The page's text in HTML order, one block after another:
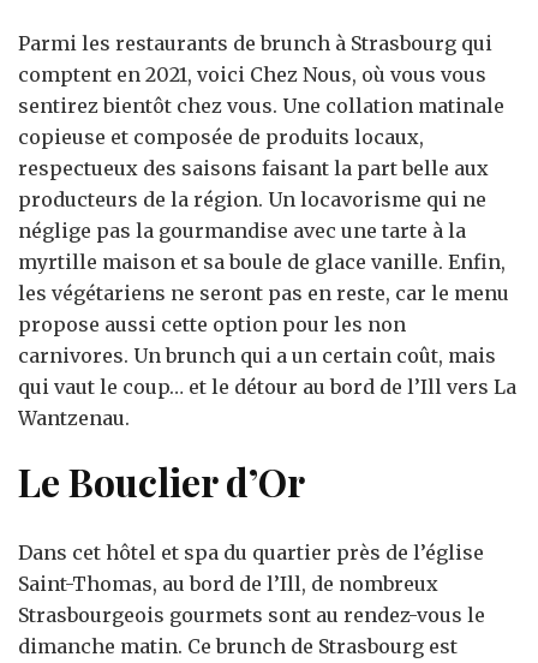
Parmi les restaurants de brunch à Strasbourg qui
comptent en 2021, voici Chez Nous, où vous vous
sentirez bientôt chez vous. Une collation matinale
copieuse et composée de produits locaux,
respectueux des saisons faisant la part belle aux
producteurs de la région. Un locavorisme qui ne
néglige pas la gourmandise avec une tarte à la
myrtille maison et sa boule de glace vanille. Enfin,
les végétariens ne seront pas en reste, car le menu
propose aussi cette option pour les non
carnivores. Un brunch qui a un certain coût, mais
qui vaut le coup… et le détour au bord de l’Ill vers La
Wantzenau.
Le Bouclier d’Or
Dans cet hôtel et spa du quartier près de l’église
Saint-Thomas, au bord de l’Ill, de nombreux
Strasbourgeois gourmets sont au rendez-vous le
dimanche matin. Ce brunch de Strasbourg est